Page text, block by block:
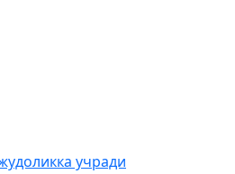
учради